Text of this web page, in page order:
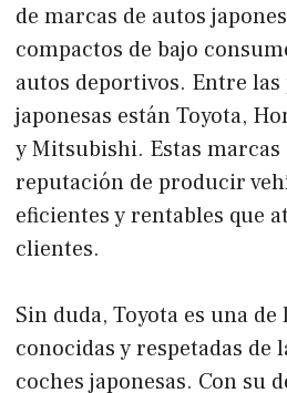
de marcas de autos
compactos de bajo
autos deportivos. Entre
japonesas están Toyota,
y Mitsubishi. Estas marcas
reputación de producir
eficientes y rentables que
clientes.
Sin duda, Toyota es una
conocidas y respetadas de
coches japonesas. Con su